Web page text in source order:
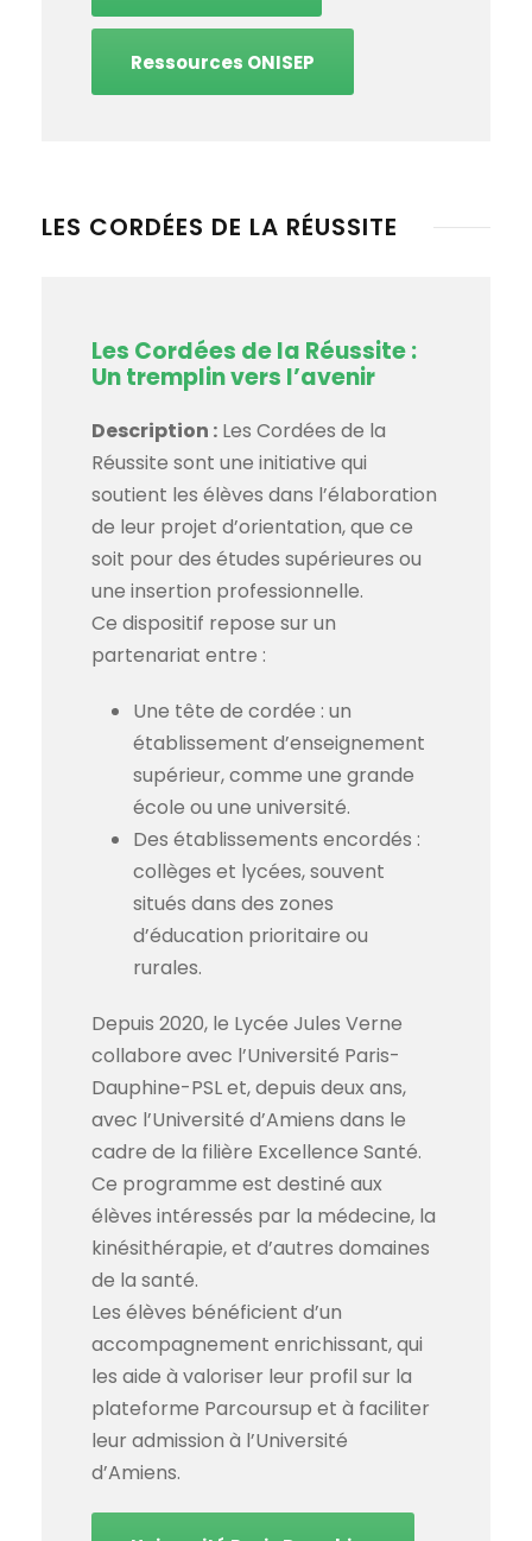
Ressources ONISEP
LES CORDÉES DE LA RÉUSSITE
Les Cordées de la Réussite :
Un tremplin vers l’avenir
Description : Les Cordées de la
Réussite sont une initiative qui
soutient les élèves dans l’élaboration
de leur projet d’orientation, que ce
soit pour des études supérieures ou
une insertion professionnelle.
Ce dispositif repose sur un
partenariat entre :
Une tête de cordée : un
établissement d’enseignement
supérieur, comme une grande
école ou une université.
Des établissements encordés :
collèges et lycées, souvent
situés dans des zones
d’éducation prioritaire ou
rurales.
Depuis 2020, le Lycée Jules Verne
collabore avec l’Université Paris-
Dauphine-PSL et, depuis deux ans,
avec l’Université d’Amiens dans le
cadre de la filière Excellence Santé.
Ce programme est destiné aux
élèves intéressés par la médecine, la
kinésithérapie, et d’autres domaines
de la santé.
Les élèves bénéficient d’un
accompagnement enrichissant, qui
les aide à valoriser leur profil sur la
plateforme Parcoursup et à faciliter
leur admission à l’Université
d’Amiens.